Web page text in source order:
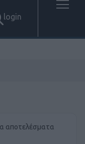
login
αποτελέσματα